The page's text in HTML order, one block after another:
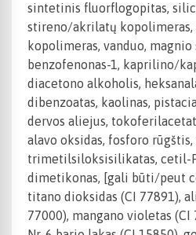
sintetinis fluorflogopitas,
stireno/akrilatų
kopolimeras, vanduo, magnio
benzofenonas-1, kaprilino/
diacetono alkoholis,
dibenzoatas, kaolinas,
dervos aliejus,
alavo oksidas, fosforo
trimetilsiloksisilikatas, cetil-
dimetikonas, [gali būti/peut
titano dioksidas (CI 77891),
77000), mangano violetas (CI